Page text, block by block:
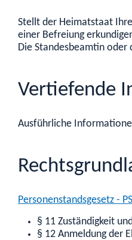
Stellt der Heimatstaat
einer Befreiung
Die Standesbeamtin
Vertiefende
Ausführliche
Personenstandsgesetz -
§ 11 Zuständigkeit
§ 12 Anmeldung der